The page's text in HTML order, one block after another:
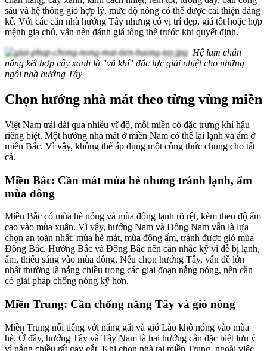
sâu và hệ thông gió hợp lý, mức độ nóng có thể được cải thiện đáng
kể. Với các căn nhà hướng Tây nhưng có vị trí đẹp, giá tốt hoặc hợp
mệnh gia chủ, vẫn nên đánh giá tổng thể trước khi quyết định.
Hệ lam chắn
nắng kết hợp cây xanh là "vũ khí" đắc lực giải nhiệt cho những
ngôi nhà hướng Tây
Chọn hướng nhà mát theo từng vùng miền
Việt Nam trải dài qua nhiều vĩ độ, mỗi miền có đặc trưng khí hậu
riêng biệt. Một hướng nhà mát ở miền Nam có thể lại lạnh và ẩm ở
miền Bắc. Vì vậy, không thể áp dụng một công thức chung cho tất
cả.
Miền Bắc: Cần mát mùa hè nhưng tránh lạnh, ẩm
mùa đông
Miền Bắc có mùa hè nóng và mùa đông lạnh rõ rệt, kèm theo độ ẩm
cao vào mùa xuân. Vì vậy, hướng Nam và Đông Nam vẫn là lựa
chọn an toàn nhất: mùa hè mát, mùa đông ấm, tránh được gió mùa
Đông Bắc. Hướng Bắc và Đông Bắc nên cân nhắc kỹ vì dễ bị lạnh,
ẩm, thiếu sáng vào mùa đông. Nếu chọn hướng Tây, vấn đề lớn
nhất thường là nắng chiều trong các giai đoạn nắng nóng, nên cần
có giải pháp chống nóng kỹ hơn.
Miền Trung: Cần chống nắng Tây và gió nóng
Miền Trung nổi tiếng với nắng gắt và gió Lào khô nóng vào mùa
hè. Ở đây, hướng Tây và Tây Nam là hai hướng cần đặc biệt lưu ý
vì nắng chiều rất gay gắt. Khi chọn nhà tại miền Trung, ngoài việc